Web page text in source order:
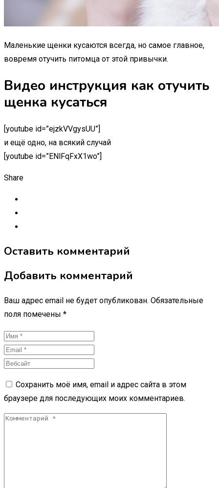
Маленькие щенки кусаются всегда, но самое главное,
вовремя отучить питомца от этой привычки.
Видео инструкция как отучить
щенка кусаться
[youtube id=”ejzkVVgysUU”]
и ещё одно, на всякий случай
[youtube id=”ENlFqFxX1wo”]
Share
Оставить комментарий
Добавить комментарий
Ваш адрес email не будет опубликован. Обязательные
поля помечены *
Сохранить моё имя, email и адрес сайта в этом
браузере для последующих моих комментариев.